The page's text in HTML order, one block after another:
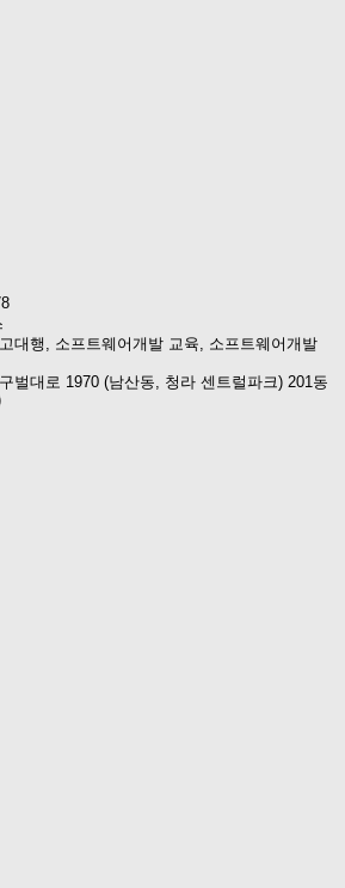
대행, 소프트웨어개발 교육, 소프트웨어개발
벌대로 1970 (남산동, 청라 센트럴파크) 201동